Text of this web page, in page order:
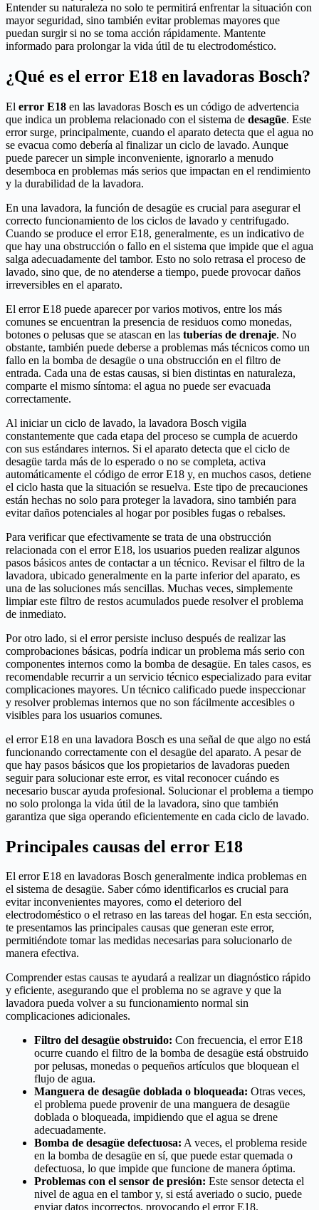
Entender su naturaleza no solo te permitirá enfrentar la situación con
mayor seguridad, sino también evitar problemas mayores que
puedan surgir si no se toma acción rápidamente. Mantente
informado para prolongar la vida útil de tu electrodoméstico.
¿Qué es el error E18 en lavadoras Bosch?
El error E18 en las lavadoras Bosch es un código de advertencia
que indica un problema relacionado con el sistema de desagüe. Este
error surge, principalmente, cuando el aparato detecta que el agua no
se evacua como debería al finalizar un ciclo de lavado. Aunque
puede parecer un simple inconveniente, ignorarlo a menudo
desemboca en problemas más serios que impactan en el rendimiento
y la durabilidad de la lavadora.
En una lavadora, la función de desagüe es crucial para asegurar el
correcto funcionamiento de los ciclos de lavado y centrifugado.
Cuando se produce el error E18, generalmente, es un indicativo de
que hay una obstrucción o fallo en el sistema que impide que el agua
salga adecuadamente del tambor. Esto no solo retrasa el proceso de
lavado, sino que, de no atenderse a tiempo, puede provocar daños
irreversibles en el aparato.
El error E18 puede aparecer por varios motivos, entre los más
comunes se encuentran la presencia de residuos como monedas,
botones o pelusas que se atascan en las tuberías de drenaje. No
obstante, también puede deberse a problemas más técnicos como un
fallo en la bomba de desagüe o una obstrucción en el filtro de
entrada. Cada una de estas causas, si bien distintas en naturaleza,
comparte el mismo síntoma: el agua no puede ser evacuada
correctamente.
Al iniciar un ciclo de lavado, la lavadora Bosch vigila
constantemente que cada etapa del proceso se cumpla de acuerdo
con sus estándares internos. Si el aparato detecta que el ciclo de
desagüe tarda más de lo esperado o no se completa, activa
automáticamente el código de error E18 y, en muchos casos, detiene
el ciclo hasta que la situación se resuelva. Este tipo de precauciones
están hechas no solo para proteger la lavadora, sino también para
evitar daños potenciales al hogar por posibles fugas o rebalses.
Para verificar que efectivamente se trata de una obstrucción
relacionada con el error E18, los usuarios pueden realizar algunos
pasos básicos antes de contactar a un técnico. Revisar el filtro de la
lavadora, ubicado generalmente en la parte inferior del aparato, es
una de las soluciones más sencillas. Muchas veces, simplemente
limpiar este filtro de restos acumulados puede resolver el problema
de inmediato.
Por otro lado, si el error persiste incluso después de realizar las
comprobaciones básicas, podría indicar un problema más serio con
componentes internos como la bomba de desagüe. En tales casos, es
recomendable recurrir a un servicio técnico especializado para evitar
complicaciones mayores. Un técnico calificado puede inspeccionar
y resolver problemas internos que no son fácilmente accesibles o
visibles para los usuarios comunes.
el error E18 en una lavadora Bosch es una señal de que algo no está
funcionando correctamente con el desagüe del aparato. A pesar de
que hay pasos básicos que los propietarios de lavadoras pueden
seguir para solucionar este error, es vital reconocer cuándo es
necesario buscar ayuda profesional. Solucionar el problema a tiempo
no solo prolonga la vida útil de la lavadora, sino que también
garantiza que siga operando eficientemente en cada ciclo de lavado.
Principales causas del error E18
El error E18 en lavadoras Bosch generalmente indica problemas en
el sistema de desagüe. Saber cómo identificarlos es crucial para
evitar inconvenientes mayores, como el deterioro del
electrodoméstico o el retraso en las tareas del hogar. En esta sección,
te presentamos las principales causas que generan este error,
permitiéndote tomar las medidas necesarias para solucionarlo de
manera efectiva.
Comprender estas causas te ayudará a realizar un diagnóstico rápido
y eficiente, asegurando que el problema no se agrave y que la
lavadora pueda volver a su funcionamiento normal sin
complicaciones adicionales.
Filtro del desagüe obstruido: Con frecuencia, el error E18
ocurre cuando el filtro de la bomba de desagüe está obstruido
por pelusas, monedas o pequeños artículos que bloquean el
flujo de agua.
Manguera de desagüe doblada o bloqueada: Otras veces,
el problema puede provenir de una manguera de desagüe
doblada o bloqueada, impidiendo que el agua se drene
adecuadamente.
Bomba de desagüe defectuosa: A veces, el problema reside
en la bomba de desagüe en sí, que puede estar quemada o
defectuosa, lo que impide que funcione de manera óptima.
Problemas con el sensor de presión: Este sensor detecta el
nivel de agua en el tambor y, si está averiado o sucio, puede
enviar datos incorrectos, provocando el error E18.